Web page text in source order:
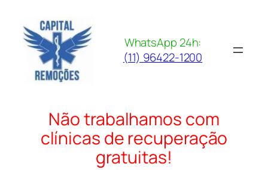
para
conteúdo
WhatsApp 24h:
(11) 96422-1200
Não trabalhamos com
clínicas de recuperação
gratuitas!